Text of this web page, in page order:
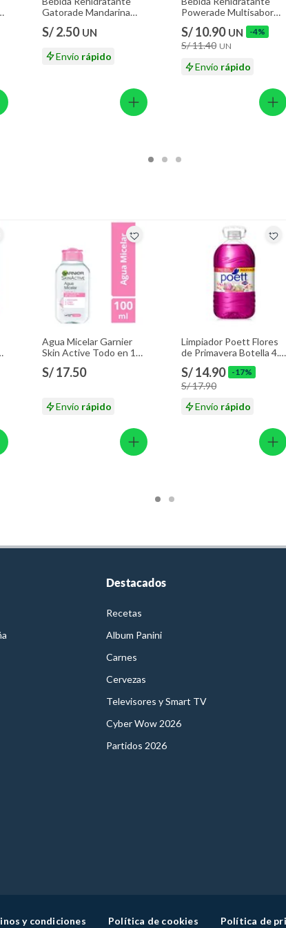
Gatorade Mandarina
S/ 2.50 UN
Envío rápido
Powerade Multisabor
Sixpack Botella 600 mL
S/ 10.90 UN -4%
S/ 11.40 UN
Envío rápido
Agua Micelar Garnier
Skin Active Todo en 1
S/ 17.50
Envío rápido
Limpiador Poett Flores
de Primavera Botella 4.5
S/ 14.90 -17%
S/ 17.90
Envío rápido
Destacados
Recetas
Album Panini
Carnes
Cervezas
Televisores y Smart TV
Cyber Wow 2026
Partidos 2026
y condiciones Política de cookies Política de